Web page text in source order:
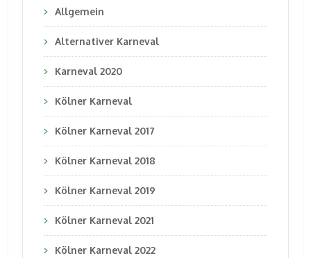
Allgemein
Alternativer Karneval
Karneval 2020
Kölner Karneval
Kölner Karneval 2017
Kölner Karneval 2018
Kölner Karneval 2019
Kölner Karneval 2021
Kölner Karneval 2022